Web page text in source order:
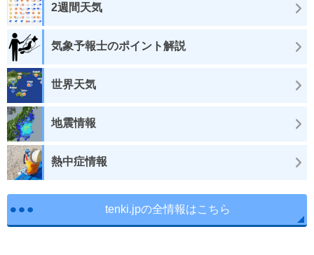
2週間天気
気象予報士のポイント解説
世界天気
地震情報
熱中症情報
tenki.jpの全情報はこちら